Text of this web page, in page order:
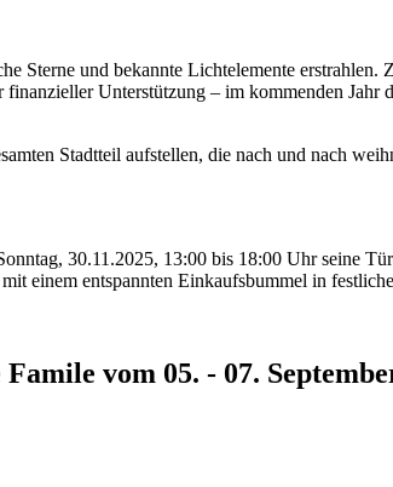
und bekannte Lichtelemente erstrahlen.
Unterstützung – im kommenden Jahr
Stadtteil aufstellen, die nach und nach
30.11.2025, 13:00 bis 18:00 Uhr seine
einem entspannten Einkaufsbummel in
vom 05. - 07.